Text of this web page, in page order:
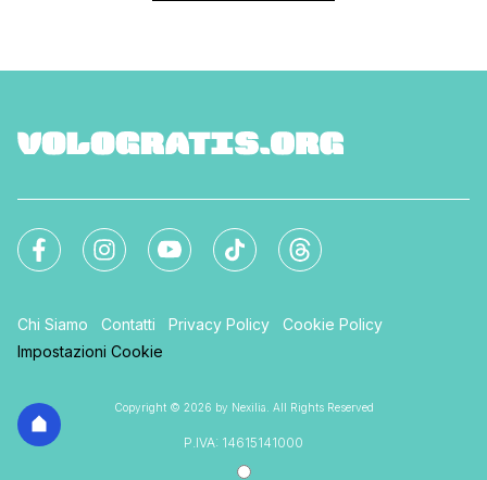
Chi Siamo Contatti Privacy Policy
Cookie Policy
Impostazioni Cookie
Copyright © 2026 by Nexilia. All Rights Reserved
P.IVA: 14615141000